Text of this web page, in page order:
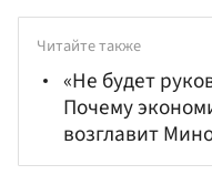
Читайте также
«Не будет
Почему
возглавит